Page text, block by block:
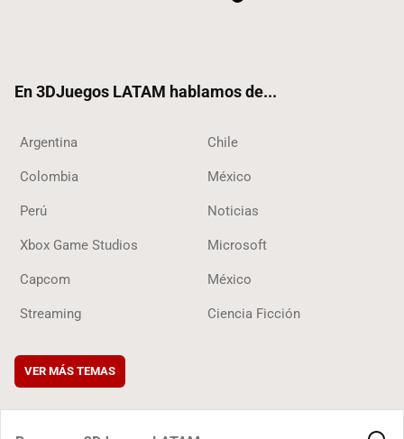
En 3DJuegos LATAM hablamos de...
Argentina Chile
Colombia México
Perú Noticias
Xbox Game Studios Microsoft
Capcom México
Streaming Ciencia Ficción
VER MÁS TEMAS